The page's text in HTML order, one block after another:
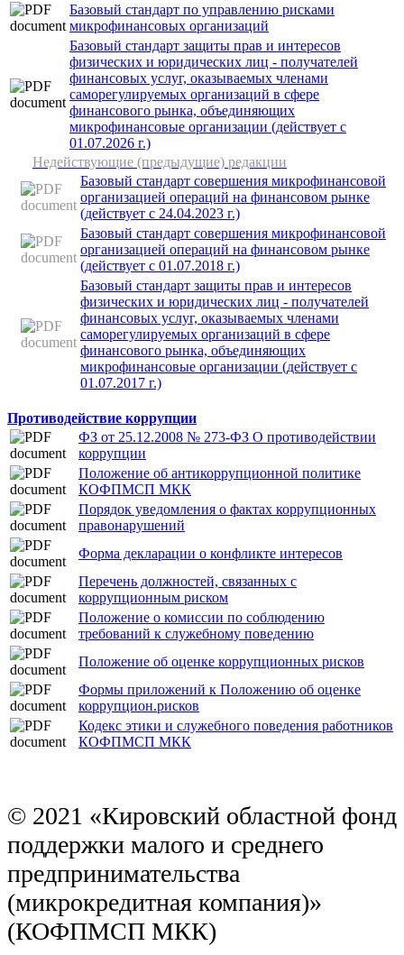
Базовый стандарт по управлению рисками
микрофинансовых организаций
Базовый стандарт защиты прав и интересов
физических и юридических лиц - получателей
финансовых услуг, оказываемых членами
саморегулируемых организаций в сфере
финансового рынка, объединяющих
микрофинансовые организации (действует с
01.07.2026 г.)
Недействующие (предыдущие) редакции
Базовый стандарт совершения микрофинансовой
организацией операций на финансовом рынке
(действует с 24.04.2023 г.)
Базовый стандарт совершения микрофинансовой
организацией операций на финансовом рынке
(действует с 01.07.2018 г.)
Базовый стандарт защиты прав и интересов
физических и юридических лиц - получателей
финансовых услуг, оказываемых членами
саморегулируемых организаций в сфере
финансового рынка, объединяющих
микрофинансовые организации (действует с
01.07.2017 г.)
Противодействие коррупции
ФЗ от 25.12.2008 № 273-ФЗ О противодействии
коррупции
Положение об антикоррупционной политике
КОФПМСП МКК
Порядок уведомления о фактах коррупционных
правонарушений
Форма декларации о конфликте интересов
Перечень должностей, связанных с
коррупционным риском
Положение о комиссии по соблюдению
требований к служебному поведению
Положение об оценке коррупционных рисков
Формы приложений к Положению об оценке
коррупцион.рисков
Кодекс этики и служебного поведения работников
КОФПМСП МКК
© 2021 «Кировский областной фонд
поддержки малого и среднего
предпринимательства
(микрокредитная компания)»
(КОФПМСП МКК)